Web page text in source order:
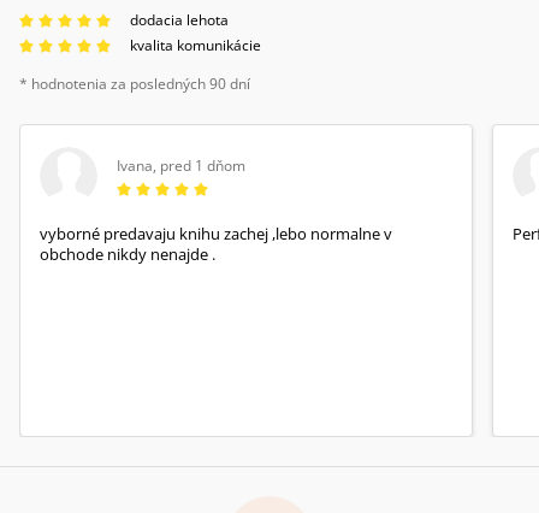
dodacia lehota
kvalita komunikácie
* hodnotenia za posledných 90 dní
Ivana, pred 1 dňom
vyborné predavaju knihu zachej ,lebo normalne v
obchode nikdy nenajde .